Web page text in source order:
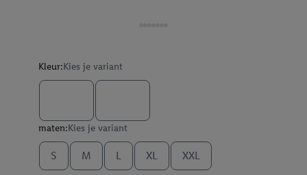
Kleur:Kies je variant
maten:Kies je variant
S M L XL XXL